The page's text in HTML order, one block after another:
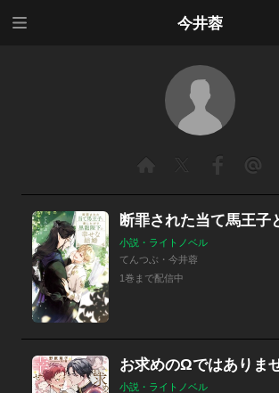
今井蓉
小説・ライトノベル
てんつぶ・今井蓉
1巻まで配信中
小説・ライトノベル